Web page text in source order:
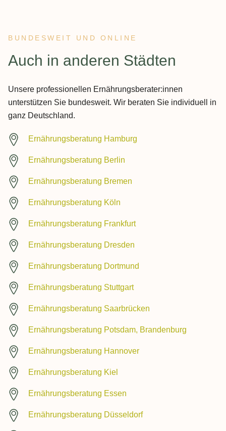
BUNDESWEIT UND ONLINE
:
Auch in anderen Städten
Unsere professionellen Ernährungsberater:innen
unterstützen Sie bundesweit. Wir beraten Sie individuell in
ganz Deutschland.
Ernährungsberatung Hamburg
Ernährungsberatung Berlin
Ernährungsberatung Bremen
Ernährungsberatung Köln
Ernährungsberatung Frankfurt
Ernährungsberatung Dresden
Ernährungsberatung Dortmund
Ernährungsberatung Stuttgart
Ernährungsberatung Saarbrücken
Ernährungsberatung Potsdam, Brandenburg
Ernährungsberatung Hannover
Ernährungsberatung Kiel
Ernährungsberatung Essen
Ernährungsberatung Düsseldorf